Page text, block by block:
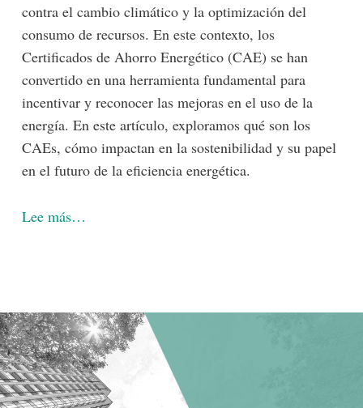
contra el cambio climático y la optimización del
consumo de recursos. En este contexto, los
Certificados de Ahorro Energético (CAE) se han
convertido en una herramienta fundamental para
incentivar y reconocer las mejoras en el uso de la
energía. En este artículo, exploramos qué son los
CAEs, cómo impactan en la sostenibilidad y su papel
en el futuro de la eficiencia energética.
Lee más…